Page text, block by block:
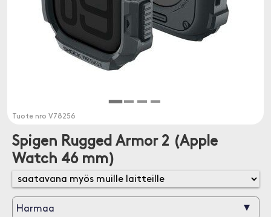
Tuote nro V78256
Spigen Rugged Armor 2 (Apple
Watch 46 mm)
Harmaa ▾